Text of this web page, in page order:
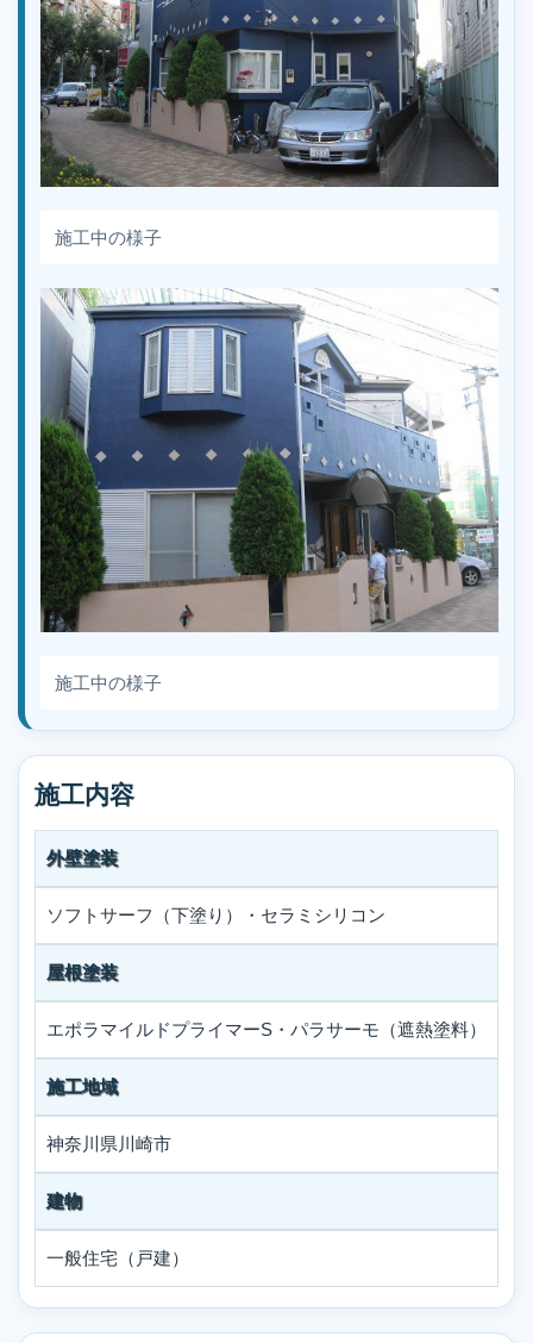
施工中の様子
施工中の様子
施工内容
外壁塗装
ソフトサーフ（下塗り）・セラミシリコン
屋根塗装
エポラマイルドプライマーS・パラサーモ（遮熱塗料）
施工地域
神奈川県川崎市
建物
一般住宅（戸建）